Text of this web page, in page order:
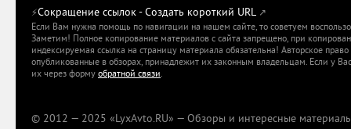
⚡Сокращение ссылок - Создать короткий URL ↗
Если Вам нужна помощь по навигации на нашем сайте, то советуем
Заметим! Полное копирование материалов с сайта запрещено, при
индексируемая ссылка на страницу материала обязательна! Авторское
опубликованные в обзорах, принадлежит их законным владельцам. Если у
их через форму обратной связи.
© 2012 — 2025 «LyxAvto.RU» — Обзоры и интересные